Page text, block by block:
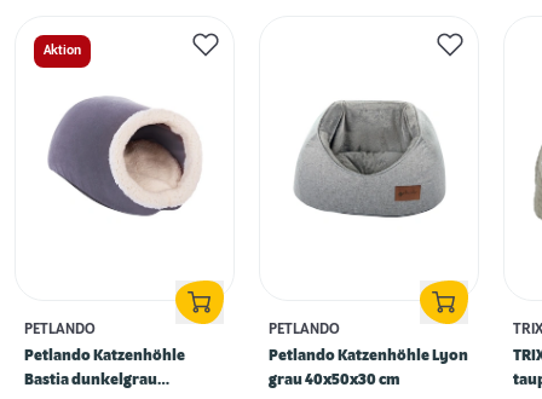
Aktion
PETLANDO
Petlando Katzenhöhle
Bastia dunkelgrau
PETLANDO
Petlando Katzenhöhle Lyon
grau 40x50x30 cm